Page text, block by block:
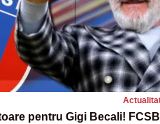
pentru Gigi Becali! FCSB